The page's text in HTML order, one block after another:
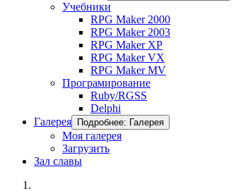
Учебники
RPG Maker 2000
RPG Maker 2003
RPG Maker XP
RPG Maker VX
RPG Maker MV
Програмирование
Ruby/RGSS
Delphi
Галерея
Подробнее: Галерея
Моя галерея
Загрузить
Зал славы